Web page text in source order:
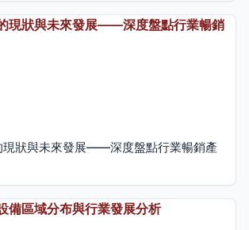
現狀與未來發展——深度盤點行業暢銷產